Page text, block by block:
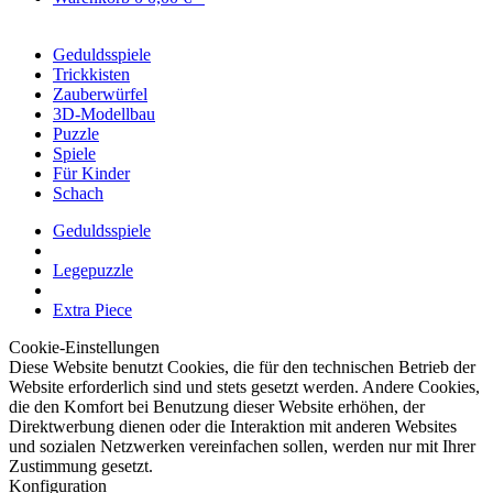
Geduldsspiele
Trickkisten
Zauberwürfel
3D-Modellbau
Puzzle
Spiele
Für Kinder
Schach
Geduldsspiele
Legepuzzle
Extra Piece
Cookie-Einstellungen
Diese Website benutzt Cookies, die für den technischen Betrieb der
Website erforderlich sind und stets gesetzt werden. Andere Cookies,
die den Komfort bei Benutzung dieser Website erhöhen, der
Direktwerbung dienen oder die Interaktion mit anderen Websites
und sozialen Netzwerken vereinfachen sollen, werden nur mit Ihrer
Zustimmung gesetzt.
Konfiguration